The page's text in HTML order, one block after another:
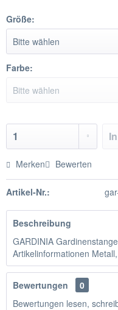
Größe:
Farbe:
Merken Bewerten
Artikel-Nr.:
Beschreibung
GARDINIA
Artikelinformationen
Bewertungen
0
Bewertungen lesen,